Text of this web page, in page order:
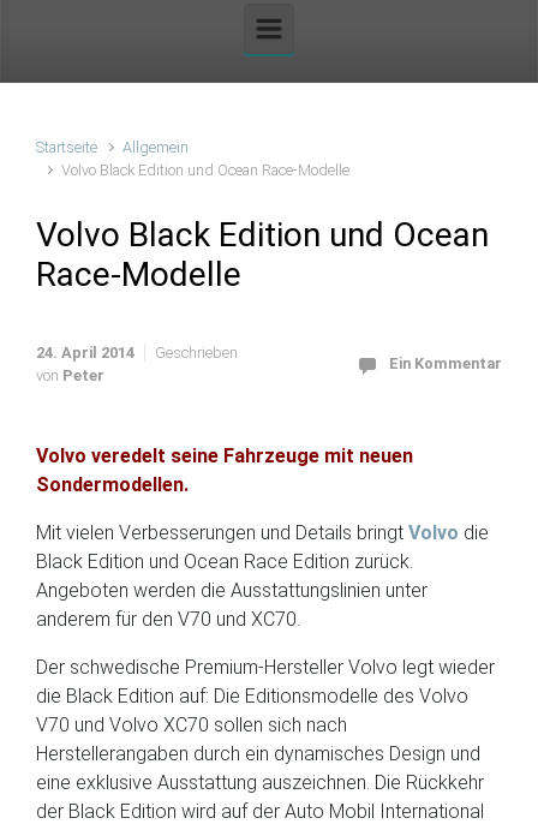
Startseite
Allgemein
Volvo Black Edition und Ocean Race-Modelle
Volvo Black Edition und Ocean
Race-Modelle
24. April 2014
Geschrieben
von Peter
Ein Kommentar
Volvo veredelt seine Fahrzeuge mit neuen
Sondermodellen.
Mit vielen Verbesserungen und Details bringt Volvo die
Black Edition und Ocean Race Edition zurück.
Angeboten werden die Ausstattungslinien unter
anderem für den V70 und XC70.
Der schwedische Premium-Hersteller Volvo legt wieder
die Black Edition auf: Die Editionsmodelle des Volvo
V70 und Volvo XC70 sollen sich nach
Herstellerangaben durch ein dynamisches Design und
eine exklusive Ausstattung auszeichnen. Die Rückkehr
der Black Edition wird auf der Auto Mobil International